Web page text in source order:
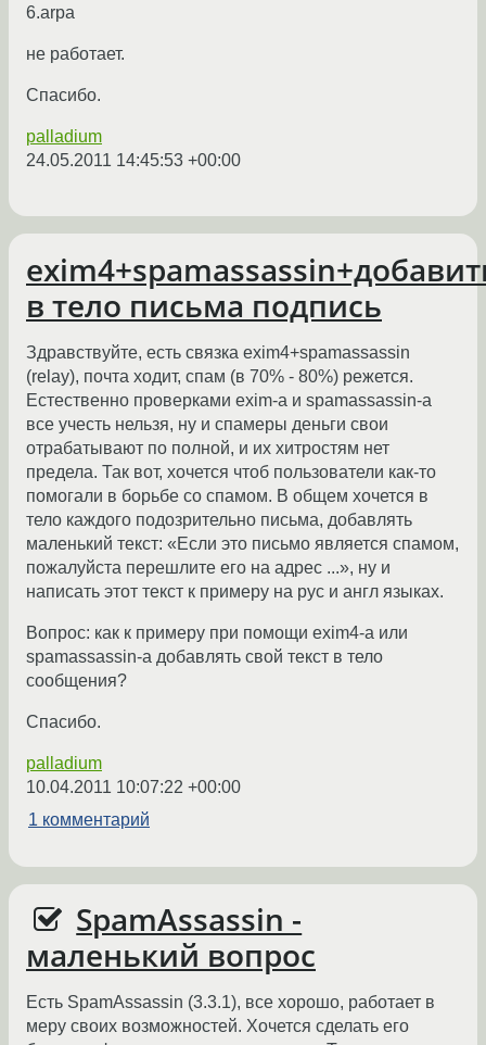
6.arpa
не работает.
Спасибо.
palladium
24.05.2011 14:45:53 +00:00
в тело письма подпись
Здравствуйте, есть связка exim4+spamassassin
(relay), почта ходит, спам (в 70% - 80%) режется.
Естественно проверками exim-а и spamassassin-а
все учесть нельзя, ну и спамеры деньги свои
отрабатывают по полной, и их хитростям нет
предела. Так вот, хочется чтоб пользователи как-то
помогали в борьбе со спамом. В общем хочется в
тело каждого подозрительно письма, добавлять
маленький текст: «Если это письмо является спамом,
пожалуйста перешлите его на адрес ...», ну и
написать этот текст к примеру на рус и англ языках.
Вопрос: как к примеру при помощи exim4-а или
spamassassin-а добавлять свой текст в тело
сообщения?
Спасибо.
palladium
10.04.2011 10:07:22 +00:00
1 комментарий
SpamAssassin -
маленький вопрос
Есть SpamAssassin (3.3.1), все хорошо, работает в
меру своих возможностей. Хочется сделать его